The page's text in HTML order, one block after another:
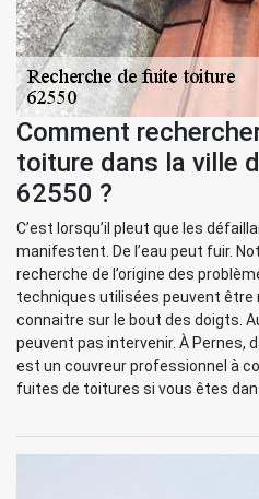
Comment
toiture dans la ville
62550 ?
C’est lorsqu’il pleut que les
manifestent. De l’eau peut fuir.
recherche de l’origine des
techniques utilisées peuvent être
connaitre sur le bout des doigts.
peuvent pas intervenir. À Pernes,
est un couvreur professionnel à
fuites de toitures si vous êtes